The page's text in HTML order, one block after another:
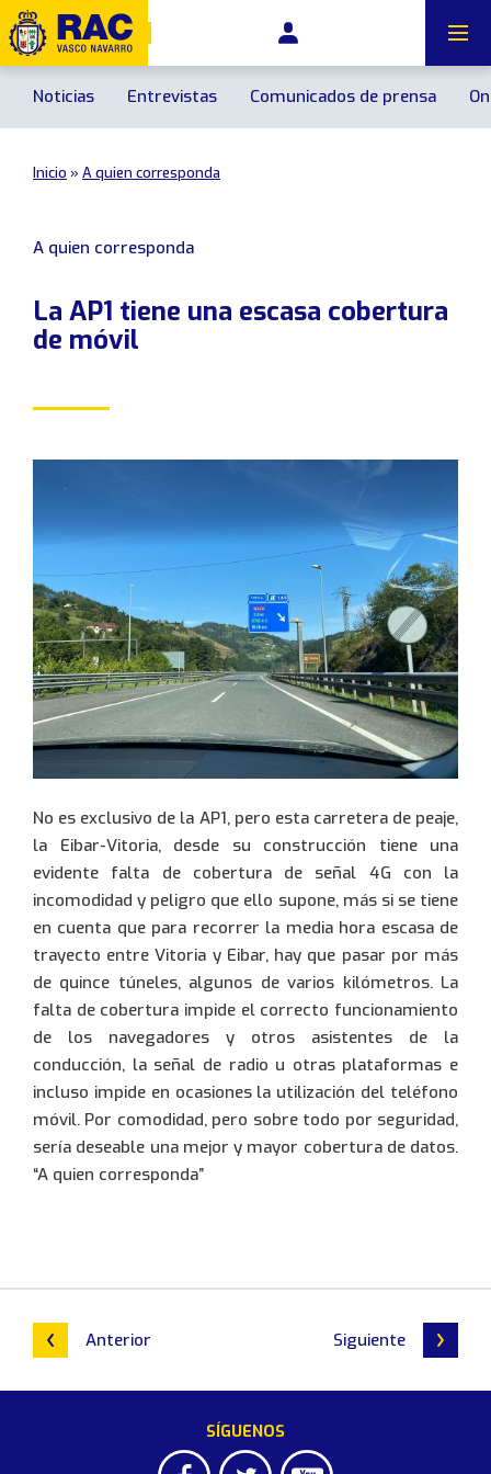
Événements principaux
Copa RACVN de Tierra de Navarra
Noticias Entrevistas Comunicados de prensa
Inicio » A quien corresponda
A quien corresponda
La AP1 tiene una escasa cobertura
de móvil
No es exclusivo de la AP1, pero esta carretera de peaje,
la Eibar-Vitoria, desde su construcción tiene una
evidente falta de cobertura de señal 4G con la
incomodidad y peligro que ello supone, más si se tiene
en cuenta que para recorrer la media hora escasa de
trayecto entre Vitoria y Eibar, hay que pasar por más
de quince túneles, algunos de varios kilómetros. La
falta de cobertura impide el correcto funcionamiento
de los navegadores y otros asistentes de la
conducción, la señal de radio u otras plataformas e
incluso impide en ocasiones la utilización del teléfono
móvil. Por comodidad, pero sobre todo por seguridad,
sería deseable una mejor y mayor cobertura de datos.
“A quien corresponda”
Anterior Siguiente
SÍGUENOS
Quiero información
943 35 88 80
902 520 650
0034 943 434 458
Te llamaremos lo antes
posible
This site is protected by reCAPTCHA and the
GooglePrivacy Policyand Terms of Serviceapply.
Usuario:
Contraseña:
Entrar